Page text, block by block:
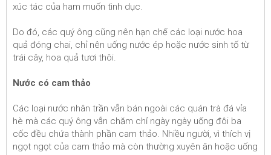
xúc tác của ham muốn tình dục.
Do đó, các quý ông cũng nên hạn chế các loại nước hoa
quả đóng chai, chỉ nên uống nước ép hoặc nước sinh tố từ
trái cây, hoa quả tươi thôi.
Nước có cam thảo
Các loại nước nhân trần vẫn bán ngoài các quán trà đá vỉa
hè mà các quý ông vẫn chăm chỉ ngày ngày uống đôi ba
cốc đều chứa thành phần cam thảo. Nhiều người, vì thích vị
ngọt ngọt của cam thảo mà còn thường xuyên ăn hoặc uống